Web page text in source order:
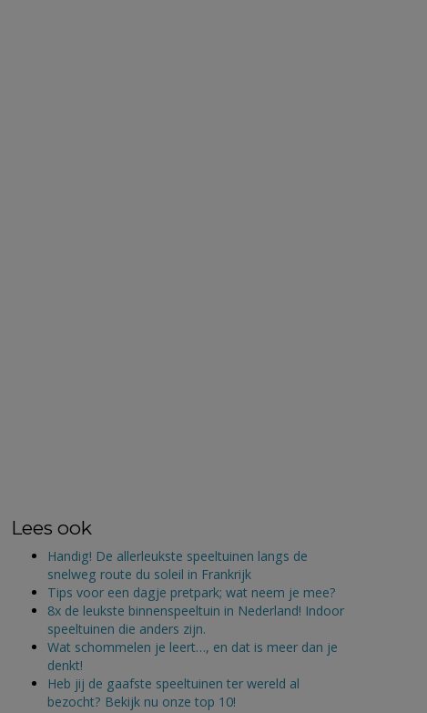
Lees ook
Handig! De allerleukste speeltuinen langs de
snelweg route du soleil in Frankrijk
Tips voor een dagje pretpark; wat neem je mee?
8x de leukste binnenspeeltuin in Nederland! Indoor
speeltuinen die anders zijn.
Wat schommelen je leert…, en dat is meer dan je
denkt!
Heb jij de gaafste speeltuinen ter wereld al
bezocht? Bekijk nu onze top 10!